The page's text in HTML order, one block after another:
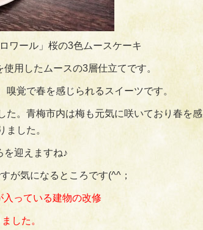
ワール」桜の3色ムースケーキ
用したムースの3層仕立てです。
覚で春を感じられるスイーツです。
た。青梅市内は梅も元気に咲いており春を感
ました。
を迎えますね♪
が気になるところです(^^；
っている建物の改修
した。